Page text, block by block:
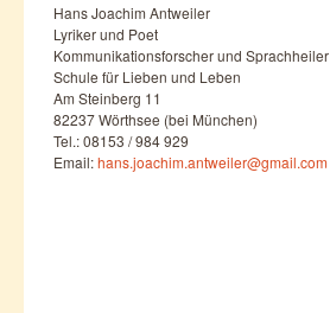
Hans Joachim Antweiler
Lyriker und Poet
Kommunikationsforscher und Sprachheiler
Schule für Lieben und Leben
Am Steinberg 11
82237 Wörthsee (bei München)
Tel.: 08153 / 984 929
Email:hans.joachim.antweiler@gmail.com